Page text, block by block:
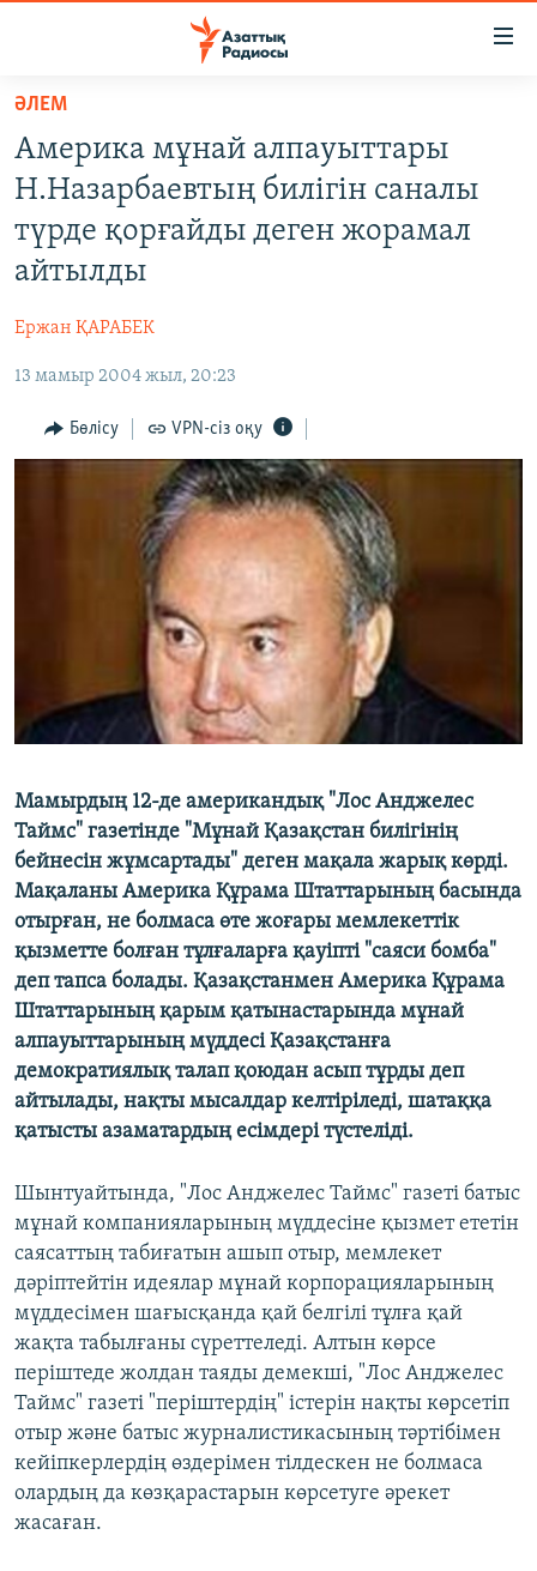
Skip
main
content
main
Skip
to
САЯСАТ
AZATTYQTV
ҚАҢТАР ОҚИҒАСЫ
ӘЛЕУМЕТ
ӘЛЕМ
АРНАЙЫ ЖОБАЛАР
Басқа тілдерде
ӘЛЕМ
Америка мұнай алпауыттары
Н.Назарбаевтың билігін саналы
түрде қорғайды деген жорамал
айтылды
Ержан ҚАРАБЕК
13 мамыр 2004 жыл, 20:23
Бөлісу VPN-сіз оқу
Мамырдың 12-де американдық "Лос Анджелес
Таймс" газетінде "Мұнай Қазақстан билігінің
бейнесін жұмсартады" деген мақала жарық көрді.
Мақаланы Америка Құрама Штаттарының басында
отырған, не болмаса өте жоғары мемлекеттік
қызметте болған тұлғаларға қауіпті "саяси бомба"
деп тапса болады. Қазақстанмен Америка Құрама
Штаттарының қарым қатынастарында мұнай
алпауыттарының мүддесі Қазақстанға
демократиялық талап қоюдан асып тұрды деп
айтылады, нақты мысалдар келтіріледі, шатаққа
қатысты азаматардың есімдері түстеліді.
Шынтуайтында, "Лос Анджелес Таймс" газеті батыс
мұнай компанияларының мүддесіне қызмет ететін
саясаттың табиғатын ашып отыр, мемлекет
дәріптейтін идеялар мұнай корпорацияларының
мүддесімен шағысқанда қай белгілі тұлға қай
жақта табылғаны сүреттеледі. Алтын көрсе
періштеде жолдан таяды демекші, "Лос Анджелес
Таймс" газеті "періштердің" істерін нақты көрсетіп
отыр және батыс журналистикасының тәртібімен
кейіпкерлердің өздерімен тілдескен не болмаса
олардың да көзқарастарын көрсетуге әрекет
жасаған.